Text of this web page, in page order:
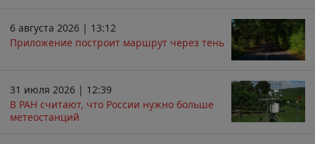
6 августа 2026 | 13:12
Приложение построит маршрут через тень
31 июля 2026 | 12:39
В РАН считают, что России нужно больше
метеостанций